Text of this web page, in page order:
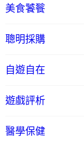
美食饕餮
聰明採購
自遊自在
遊戲評析
醫學保健